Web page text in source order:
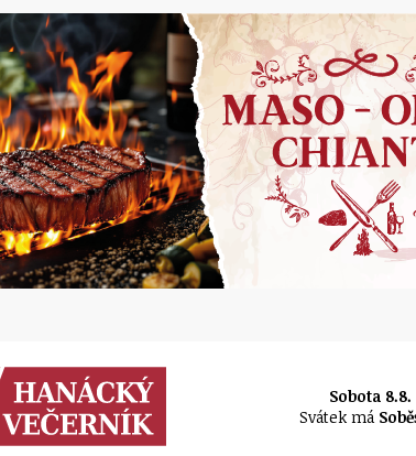
Sobota 8.8.
Svátek má